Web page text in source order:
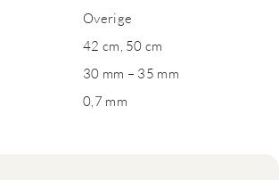
Overige
42 cm, 50 cm
30 mm – 35 mm
0,7 mm